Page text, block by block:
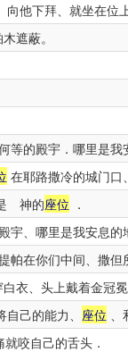
他下拜、就坐在位
遮蔽。
等的殿宇．哪里是我
在耶路撒冷的城门口
神的座位 ．
宇、哪里是我安息的
帕在你们中间、撒
衣、头上戴着金冠冕
己的能力、 座位 、
咬自己的舌头．